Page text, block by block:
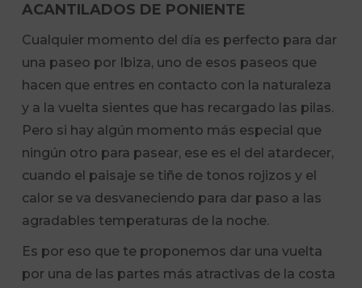
ACANTILADOS DE PONIENTE
Cualquier momento del día es perfecto para dar
una paseo por Ibiza, uno de esos paseos que
hacen que entres en contacto con la naturaleza
y a la vuelta sientes que has recargado las pilas.
Pero si hay algún momento más especial que
ningún otro para pasear, ese es el del atardecer,
cuando el paisaje se tiñe de tonos rojizos y el
calor se va desvaneciendo para dar paso a las
agradables temperaturas de la noche.
Es por eso que te proponemos dar una vuelta
por una de las partes más atractivas de la costa